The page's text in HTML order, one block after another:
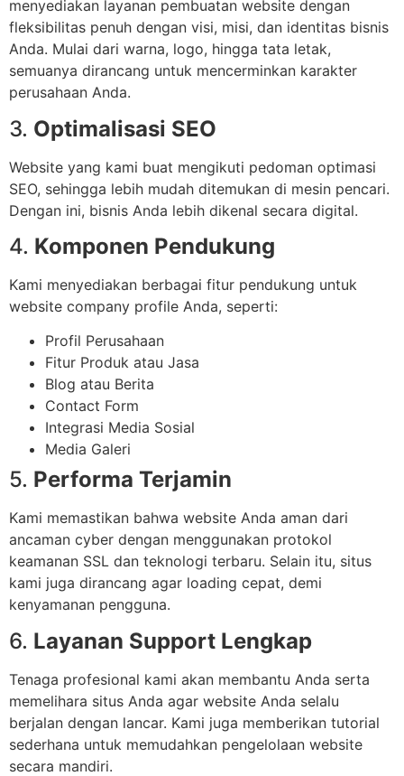
menyediakan layanan pembuatan website dengan
fleksibilitas penuh dengan visi, misi, dan identitas bisnis
Anda. Mulai dari warna, logo, hingga tata letak,
semuanya dirancang untuk mencerminkan karakter
perusahaan Anda.
3. Optimalisasi SEO
Website yang kami buat mengikuti pedoman optimasi
SEO, sehingga lebih mudah ditemukan di mesin pencari.
Dengan ini, bisnis Anda lebih dikenal secara digital.
4. Komponen Pendukung
Kami menyediakan berbagai fitur pendukung untuk
website company profile Anda, seperti:
Profil Perusahaan
Fitur Produk atau Jasa
Blog atau Berita
Contact Form
Integrasi Media Sosial
Media Galeri
5. Performa Terjamin
Kami memastikan bahwa website Anda aman dari
ancaman cyber dengan menggunakan protokol
keamanan SSL dan teknologi terbaru. Selain itu, situs
kami juga dirancang agar loading cepat, demi
kenyamanan pengguna.
6. Layanan Support Lengkap
Tenaga profesional kami akan membantu Anda serta
memelihara situs Anda agar website Anda selalu
berjalan dengan lancar. Kami juga memberikan tutorial
sederhana untuk memudahkan pengelolaan website
secara mandiri.